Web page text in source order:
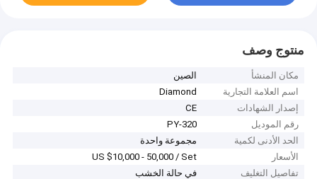
منتوج وصف
مكان المنشأ
الصين
اسم العلامة التجارية
Diamond
إصدار الشهادات
CE
رقم الموديل
PY-320
الحد الأدنى لكمية
مجموعة واحدة
الأسعار
US $10,000 - 50,000 / Set
تفاصيل التغليف
في حالة الخشب